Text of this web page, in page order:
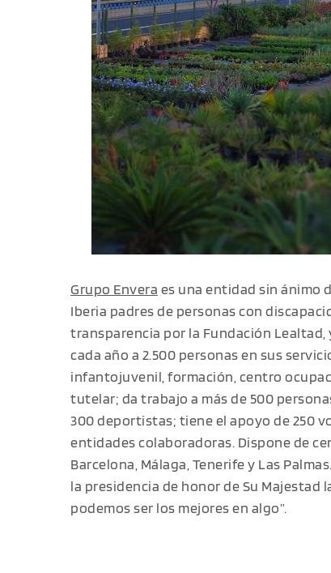
Grupo Envera es una entidad sin ánimo
Iberia padres de personas con
transparencia por la Fundación
cada año a 2.500 personas en sus
infantojuvenil, formación, centro
tutelar; da trabajo a más de 500
300 deportistas; tiene el apoyo de 250
entidades colaboradoras. Dispone de
Barcelona, Málaga, Tenerife y Las
la presidencia de honor de Su Majestad
podemos ser los mejores en algo”.